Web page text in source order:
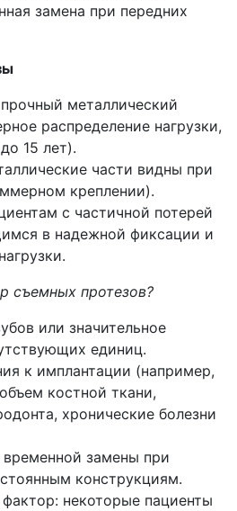
замена при передних
металлический
распределение нагрузки,
15 лет).
части видны при
креплении).
с частичной потерей
в надежной фиксации и
съемных протезов?
или значительное
единиц.
к имплантации (например,
костной ткани,
хронические болезни
замены при
конструкциям.
некоторые пациенты